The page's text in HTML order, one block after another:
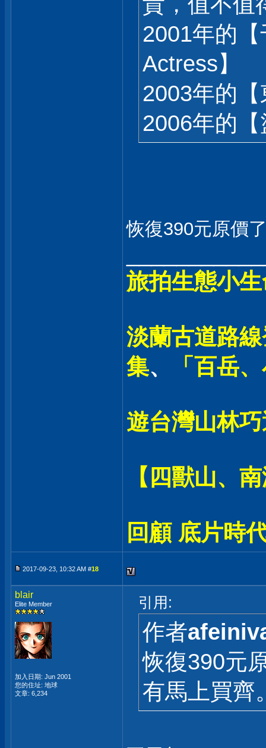
2001年的
Actress】
2003年的
2006年的
恢復390元原價
旅拍生態小
淡蘭古道路
集、 「百岳
遊台灣山林
【四獸山、
回顧 底片時
2017-09-23, 10:32 AM #18
blair
Elite Member
加入日期: Jun 2001
您的住址: 地球
文章: 6,234
引用:
作者
恢復390元
有馬上買齊